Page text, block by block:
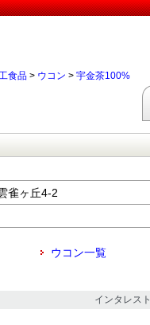
食品 > ウコン > 宇金茶100%
雀ヶ丘4-2
ウコン一覧
インタレス